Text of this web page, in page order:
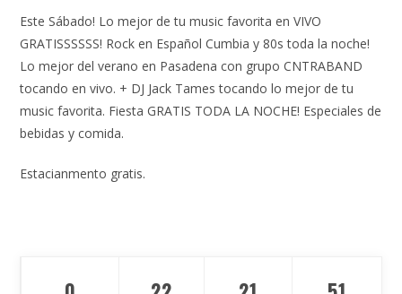
Este Sábado! Lo mejor de tu music favorita en VIVO
GRATISSSSSS! Rock en Español Cumbia y 80s toda la noche!
Lo mejor del verano en Pasadena con grupo CNTRABAND
tocando en vivo. + DJ Jack Tames tocando lo mejor de tu
music favorita. Fiesta GRATIS TODA LA NOCHE! Especiales de
bebidas y comida.
Estacianmento gratis.